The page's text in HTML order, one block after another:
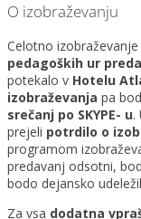
O izobraževanju
Celotno
pedagoških ur
potekalo v Hotelu
izobraževanja pa
srečanj po SKYPE- u.
prejeli potrdilo o
programom
predavanj odsotni,
bodo dejansko
Za vsa dodatna